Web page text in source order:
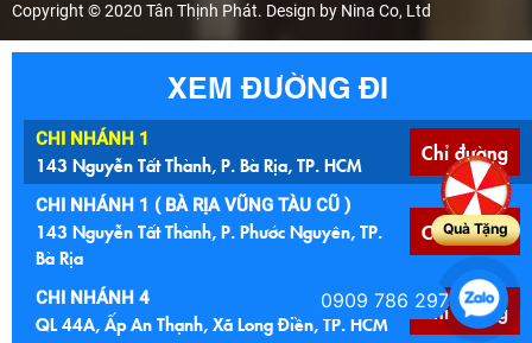
Copyright © 2020 Tân Thịnh Phát. Design by Nina Co, Ltd
XEM ĐƯỜNG ĐI
CHI NHÁNH 1
143 Nguyễn Tất Thành, P. Bà Rịa, TP. HCM Chỉ đường
CHI NHÁNH 1 ( BÀ RỊA VŨNG TÀU CŨ )
143 Nguyễn Tất Thành, P. Phước Nguyên, TP.
Bà Rịa
Chỉ đường
CHI NHÁNH 4
QL 44A, Ấp An Thạnh, Xã Long Điền, TP. HCM Chỉ đường
Quà Tặng
0909 786 297